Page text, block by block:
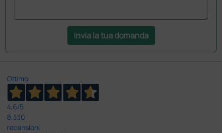
Invia la tua domanda
Ottimo
4,6/5
8.330
recensioni